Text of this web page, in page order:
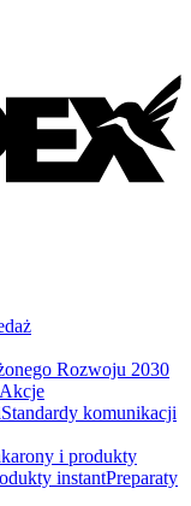
Rozwoju 2030
Akcje
Standardy komunikacji
i produkty
instantPreparaty